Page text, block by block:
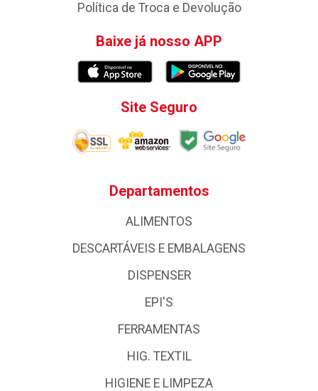
Política de Troca e Devolução
Baixe já nosso APP
Site Seguro
Departamentos
ALIMENTOS
DESCARTÁVEIS E EMBALAGENS
DISPENSER
EPI'S
FERRAMENTAS
HIG. TEXTIL
HIGIENE E LIMPEZA